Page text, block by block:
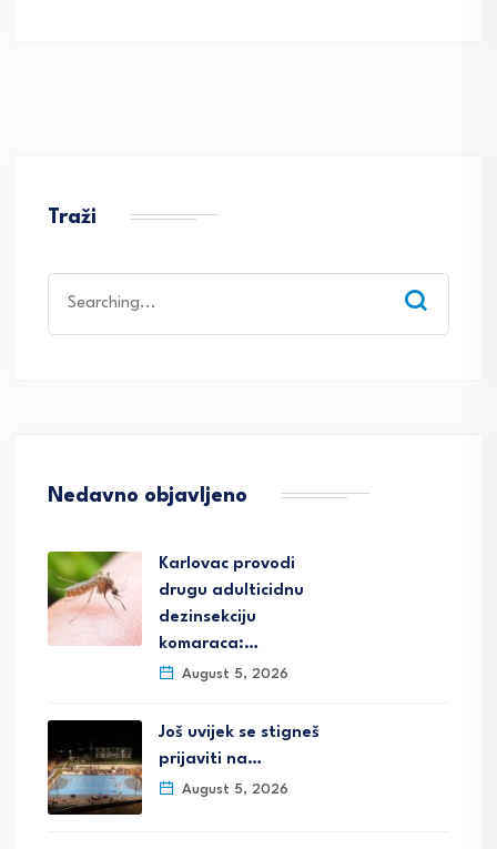
Traži
for:
Nedavno objavljeno
Karlovac provodi
drugu adulticidnu
dezinsekciju
komaraca:…
August 5, 2026
Još uvijek se stigneš
prijaviti na…
August 5, 2026